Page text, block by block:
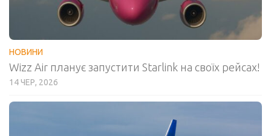
НОВИНИ
Wizz Air планує запустити Starlink на своїх рейсах!
14 ЧЕР, 2026